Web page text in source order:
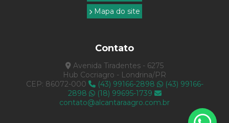
Mapa do site
Contato
Avenida Tiradentes - 6275
Hub Cocriagro - Londrina/PR
CEP: 86072-000
(43) 99166-2898
(43) 99166-
2898
(18) 99695-1739
contato@alcantaraagro.com.br